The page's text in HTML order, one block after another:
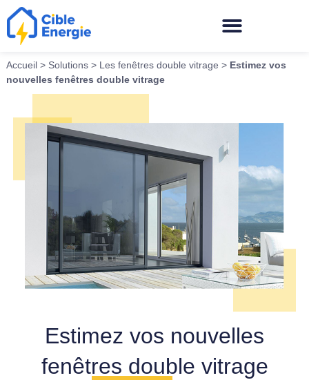
Accueil> Solutions> Les fenêtres double vitrage > Estimez vos
nouvelles fenêtres double vitrage
Estimez vos nouvelles
fenêtres double vitrage